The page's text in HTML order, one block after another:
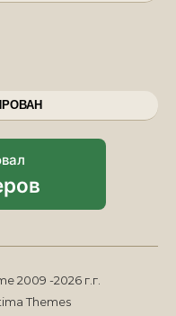
2009 -2026 г.г.
Themes